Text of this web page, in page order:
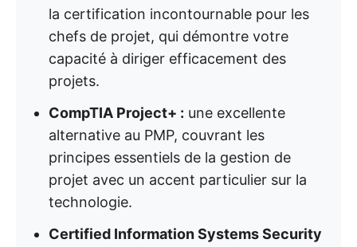
la certification incontournable pour les
chefs de projet, qui démontre votre
capacité à diriger efficacement des
projets.
CompTIA Project+ : une excellente
alternative au PMP, couvrant les
principes essentiels de la gestion de
projet avec un accent particulier sur la
technologie.
Certified Information Systems Security